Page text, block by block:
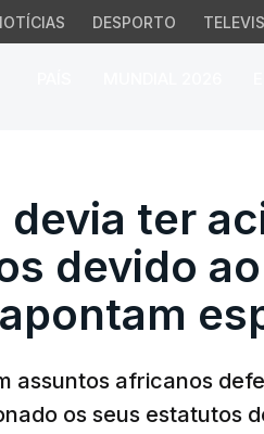
DESPORTO
ter
devia ter
devido
assuntos africanos
os seus estatutos